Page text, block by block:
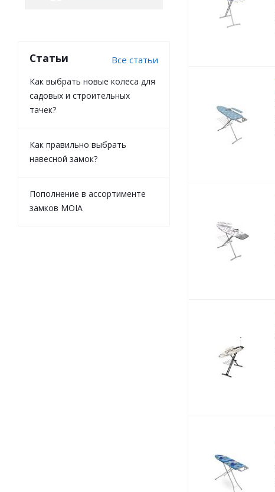
Статьи Все статьи
Как выбрать новые колеса для
садовых и строительных
тачек?
Как правильно выбрать
навесной замок?
Пополнение в ассортименте
замков MOIA